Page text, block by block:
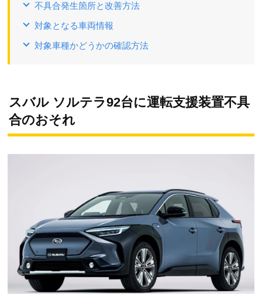
不具合発生箇所と改善方法
対象となる車両情報
対象車種かどうかの確認方法
スバル ソルテラ92台に運転支援装置不具
合のおそれ